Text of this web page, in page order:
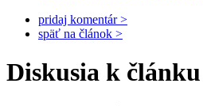
pridaj komentár >
späť na článok >
Diskusia k článku